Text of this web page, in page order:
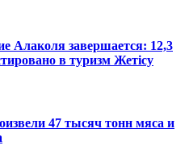
Алаколя завершается: 12,3
в туризм Жетісу
47 тысяч тонн мяса и